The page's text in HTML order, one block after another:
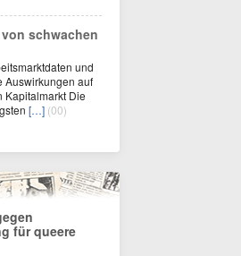
schwachen
und
Auswirkungen auf
Kapitalmarkt Die
[…] (00)
für queere